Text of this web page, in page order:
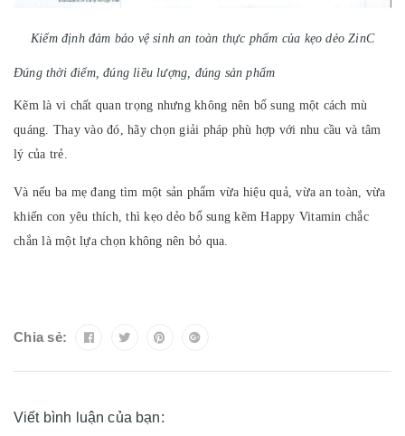
Kiểm định đảm bảo vệ sinh an toàn thực phẩm của kẹo dẻo ZinC
Đúng thời điểm, đúng liều lượng, đúng sản phẩm
Kẽm là vi chất quan trọng nhưng không nên bổ sung một cách mù
quáng. Thay vào đó, hãy chọn giải pháp phù hợp với nhu cầu và tâm
lý của trẻ.
Và nếu ba mẹ đang tìm một sản phẩm vừa hiệu quả, vừa an toàn, vừa
khiến con yêu thích, thì kẹo dẻo bổ sung kẽm Happy Vitamin chắc
chắn là một lựa chọn không nên bỏ qua.
Chia sẻ:
Viết bình luận của bạn: